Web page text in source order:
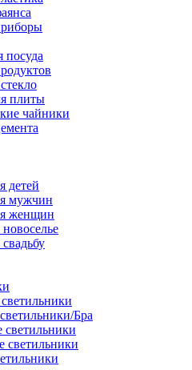
посуда
плиты
чайники
детей
мужчин
женщин
Бра
светильники
светильники